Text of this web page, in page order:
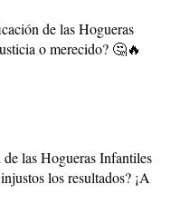
de las Hogueras
o merecido? 🤔🔥
las Hogueras Infantiles
los resultados? ¡A